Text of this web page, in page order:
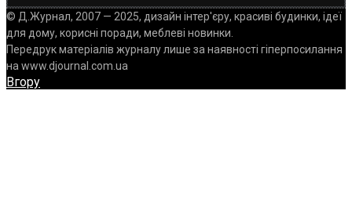
© Д.Журнал, 2007 — 2025, дизайн інтер'єру, красиві будинки, ідеї
для дому, корисні поради, меблеві новинки.
Передрук матеріалів журналу лише за наявності гіперпосилання
на www.djournal.com.ua
Вгору